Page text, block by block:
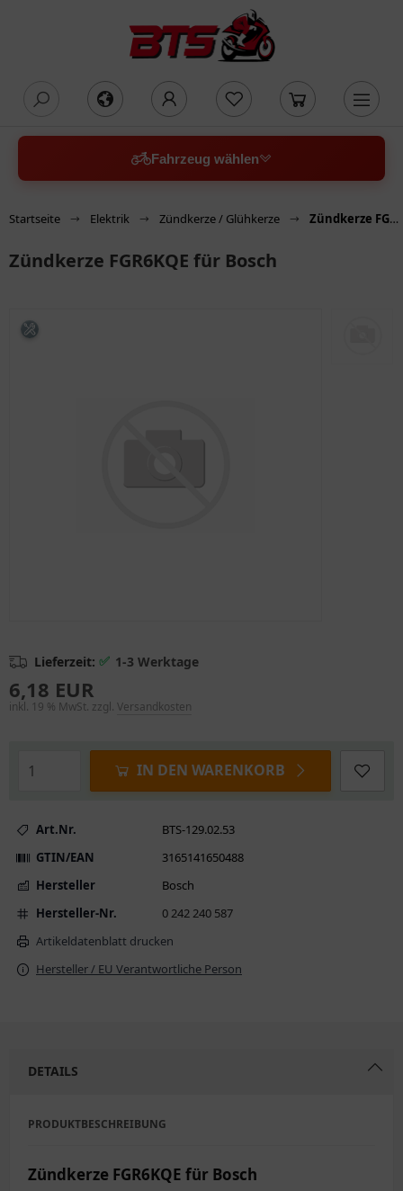
Fahrzeug wählen
Startseite Elektrik Zündkerze / Glühkerze Zündkerze FGR6KQE für Bosch
Zündkerze FGR6KQE für Bosch
Lieferzeit: ✅ 1-3 Werktage
6,18 EUR
inkl. 19 % MwSt. zzgl. Versandkosten
IN DEN WARENKORB
Art.Nr.
BTS-129.02.53
GTIN/EAN
3165141650488
Hersteller
Bosch
Hersteller-Nr.
0 242 240 587
Artikeldatenblatt drucken
Hersteller / EU Verantwortliche Person
DETAILS
PRODUKTBESCHREIBUNG
Zündkerze FGR6KQE für Bosch